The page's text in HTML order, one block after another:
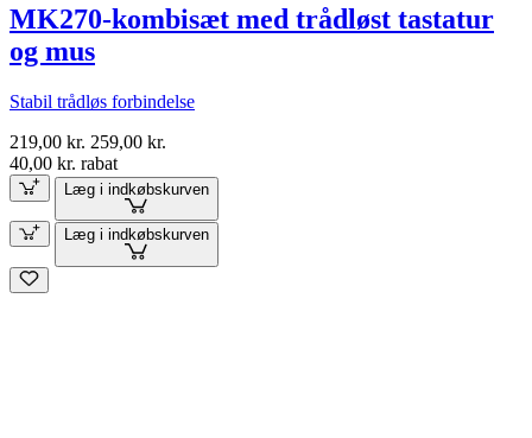
MK270-kombisæt med trådløst tastatur
og mus
Stabil trådløs forbindelse
219,00 kr. 259,00 kr.
40,00 kr. rabat
Læg i indkøbskurven
Læg i indkøbskurven